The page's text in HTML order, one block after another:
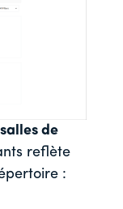
de
reflète
: